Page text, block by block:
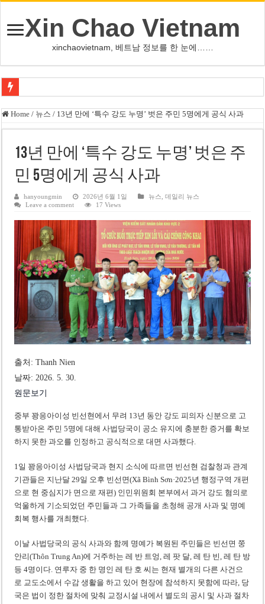
Xin Chao Vietnam
xinchaovietnam, 베트남 정보를 한 눈에……
하노이-하이퐁 고속도로 차량 투석 용의자 신원 확인
베트남 증시 업그레이드, 수십억 달러 유입 전망…수혜주는
베트남주식 VN지수 1,800선 돌파 기대…증권사, 유망 종목 제시
하노이 쌍둥이 타워 99층 부지 현장…세계 최고층 빌딩 추진
베트남주식 SST, 2025년 현금 배당 80% 결정…과거 최대 350% 지급 이력
베트남 전자비자 사기 웹사이트 주의…외국인 여행자 피해 경보
호주 젯스타, 내년부터 기내 수납칸 이용 유료화
베트남, 8월부터 토지·측량 처벌 강화… 기획사 코뮌 위원장 과태료 상한 50
호찌민시, 약 6,500㎡ 토지 용도변경 승인…리조트 개발 추진
Home / 뉴스 / 13년 만에 ‘특수 강도 누명’ 벗은 주민 5명에게 공식 사과
13년 만에 ‘특수 강도 누명’ 벗은 주
민 5명에게 공식 사과
hanyoungmin 2026년 6월 1일 뉴스 ,데일리 뉴스
Leave a comment
17 Views
출처: Thanh Nien
날짜: 2026. 5. 30.
원문보기
중부 꽝응아이성 빈선현에서 무려 13년 동안 강도 피의자 신분으로 고
통받아온 주민 5명에 대해 사법당국이 공소 유지에 충분한 증거를 확보
하지 못한 과오를 인정하고 공식적으로 대면 사과했다.
1일 꽝응아이성 사법당국과 현지 소식에 따르면 빈선현 검찰청과 관계
기관들은 지난달 29일 오후 빈선면(Xã Bình Sơn·2025년 행정구역 개편
으로 현 중심지가 면으로 재편) 인민위원회 본부에서 과거 강도 혐의로
억울하게 기소되었던 주민들과 그 가족들을 초청해 공개 사과 및 명예
회복 행사를 개최했다.
이날 사법당국의 공식 사과와 함께 명예가 복원된 주민들은 빈선면 쭝
안리(Thôn Trung An)에 거주하는 레 반 트엉, 레 팟 달, 레 탄 빈, 레 탄 방
등 4명이다. 연루자 중 한 명인 레 탄 호 씨는 현재 별개의 다른 사건으
로 교도소에서 수감 생활을 하고 있어 현장에 참석하지 못함에 따라, 당
국은 법이 정한 절차에 맞춰 교정시설 내에서 별도의 공시 및 사과 절차